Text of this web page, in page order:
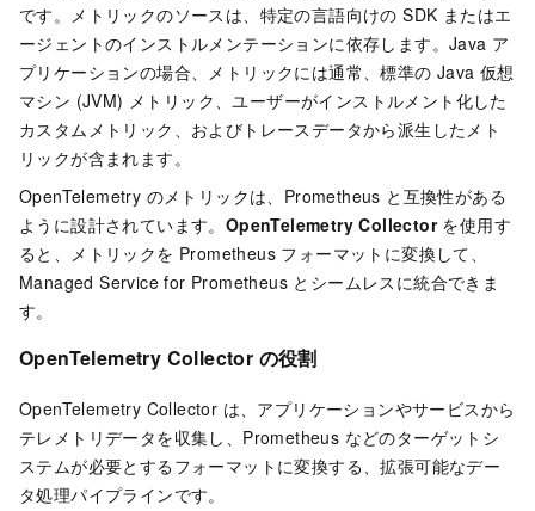
です。メトリックのソースは、特定の言語向けの SDK またはエ
ージェントのインストルメンテーションに依存します。Java ア
プリケーションの場合、メトリックには通常、標準の Java 仮想
マシン (JVM) メトリック、ユーザーがインストルメント化した
カスタムメトリック、およびトレースデータから派生したメト
リックが含まれます。
OpenTelemetry のメトリックは、Prometheus と互換性がある
ように設計されています。 OpenTelemetry Collectorを使用す
ると、メトリックを Prometheus フォーマットに変換して、
Managed Service for Prometheus とシームレスに統合できま
す。
OpenTelemetry Collector の役割
OpenTelemetry Collector は、アプリケーションやサービスから
テレメトリデータを収集し、Prometheus などのターゲットシ
ステムが必要とするフォーマットに変換する、拡張可能なデー
タ処理パイプラインです。